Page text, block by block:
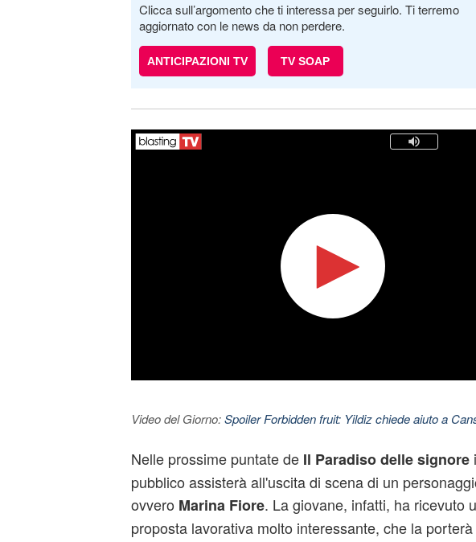
Clicca sull’argomento che ti interessa per seguirlo. Ti terremo
aggiornato con le news da non perdere.
ANTICIPAZIONI TV TV SOAP
Video del Giorno:Spoiler Forbidden fruit: Yildiz chiede aiuto a
Nelle prossime puntate de Il Paradiso delle signore
pubblico assisterà all'uscita di scena di un
ovvero Marina Fiore. La giovane, infatti, ha ricevuto
proposta lavorativa molto interessante, che la